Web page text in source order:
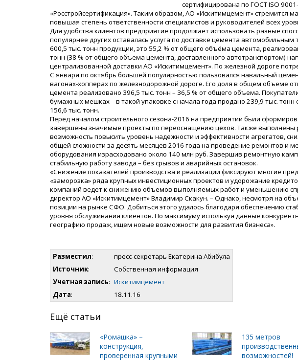
сертифицирована по ГОСТ ISO
«Росстройсертификация». Таким образом, АО «Искитимцемент» стремится
повышая степень ответственности специалистов и руководителей всех
Для удобства клиентов предприятие продолжает использовать разные
популярнее других оставалась услуга по доставке цемента
600,5 тыс. тонн продукции, это 55,2 % от общего объёма цемента,
тонн (38 % от общего объема цемента, доставленного автотранспортом)
централизованной доставки АО «Искитимцемент». По железной дороге
С января по октябрь большей популярностью пользовался навальный
вагонах-хопперах по железнодорожной дороге. Его доля в общем объеме
цемента реализовано 396,5 тыс. тонн – 36,5 % от общего объема.
бумажных мешках – в такой упаковке с начала года продано 239,9 тыс.
156,6 тыс. тонн.
Перед началом строительного сезона-2016 на предприятии были
завершены значимые проекты по переоснащению цехов. Также выполнены
возможность повысить уровень надежности и эффективности агрегатов,
общей сложности за десять месяцев 2016 года на проведение ремонтов и
оборудования израсходовано около 140 млн руб. Завершив ремонтную
стабильную работу завода – без срывов и аварийных остановок.
«Снижение показателей производства и реализации фиксируют многие
«заморозка» ряда крупных инвестиционных проектов и удорожание
компаний ведет к снижению объемов выполняемых работ и уменьшению
директор АО «Искитимцемент» Владимир Скакун. – Однако, несмотря на
позиции на рынке СФО. Добиться этого удалось благодаря обеспечению
уровня обслуживания клиентов. По максимуму используя данные
географию продаж, ищем новые возможности для развития бизнеса».
Разместил:
пресс-секретарь Екатерина Абибула
Источник:
Собственная информация
Учетная запись: Искитимцемент
Дата: 18.11.16
Ещё статьи
«Ромашка» –
конструкция,
проверенная крупными
135 метров
возможностей!